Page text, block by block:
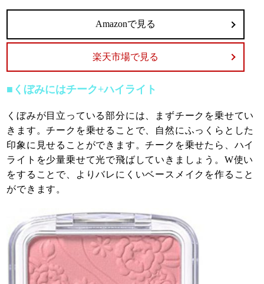
Amazonで見る
楽天市場で見る
■くぼみにはチーク+ハイライト
くぼみが目立っている部分には、まずチークを乗せてい
きます。チークを乗せることで、自然にふっくらとした
印象に見せることができます。チークを乗せたら、ハイ
ライトを少量乗せて光で飛ばしていきましょう。W使い
をすることで、よりバレにくいベースメイクを作ること
ができます。